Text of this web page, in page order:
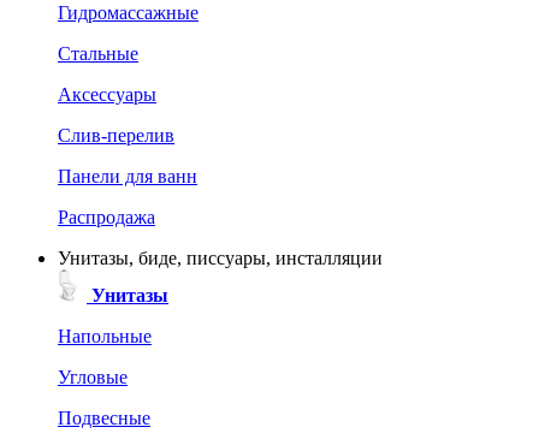
Гидромассажные
Стальные
Аксессуары
Слив-перелив
Панели для ванн
Распродажа
Унитазы, биде, писсуары, инсталляции
Унитазы
Напольные
Угловые
Подвесные